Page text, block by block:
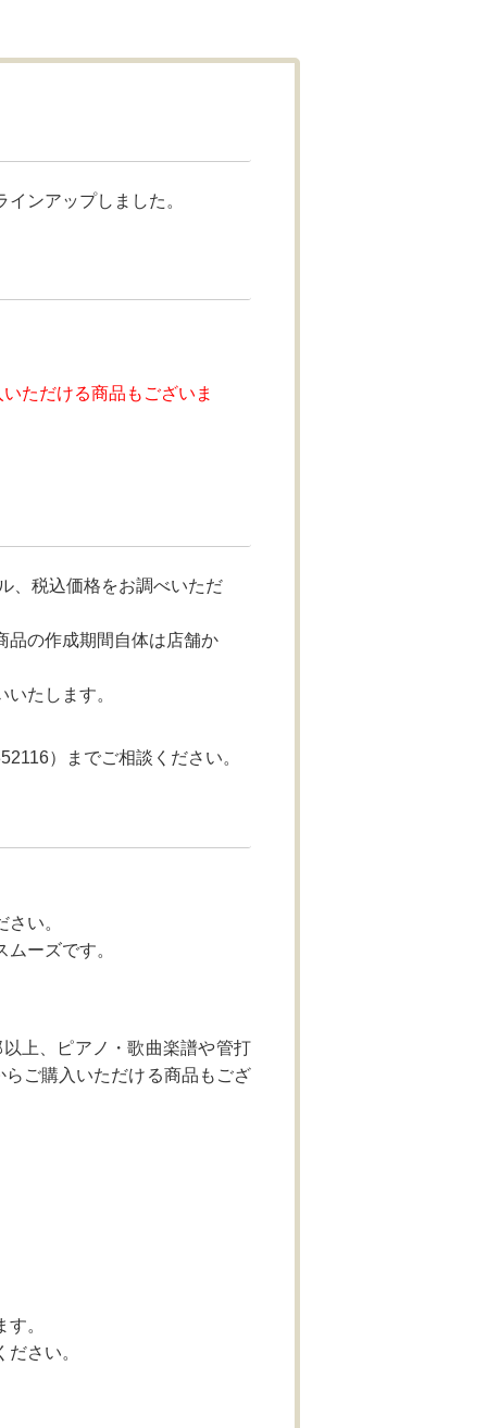
ンアップしました。
ただける商品もございま
、税込価格をお調べいただ
品の作成期間自体は店舗か
たします。
）までご相談ください。
い。
ーズです。
上、ピアノ・歌曲楽譜や管打
ご購入いただける商品もござ
。
さい。